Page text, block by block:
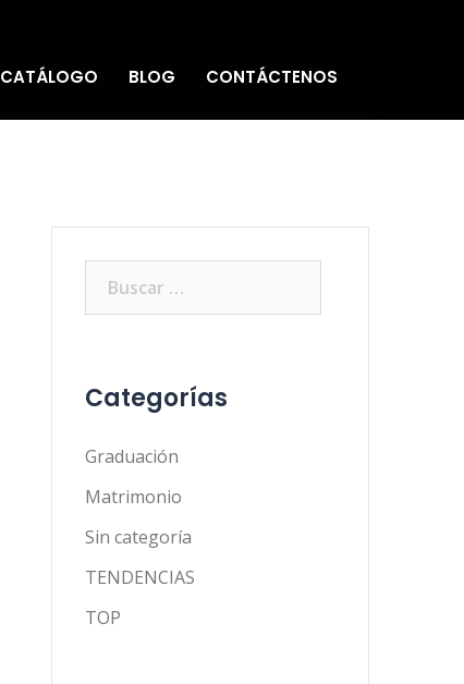
CATÁLOGO BLOG CONTÁCTENOS
Categorías
Graduación
Matrimonio
Sin categoría
TENDENCIAS
TOP